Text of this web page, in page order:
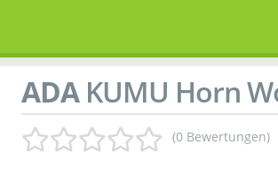
ADAKUMU Horn
(0 Bewertungen)